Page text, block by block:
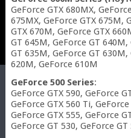
GeForce GTX 680MX,
675MX, GeForce GTX 675M,
GTX 670M, GeForce GTX
GT 645M, GeForce GT
GT 635M, GeForce GT
620M, GeForce 610M
GeForce 500 Series:
GeForce GTX 590, GeForce
GeForce GTX 560 Ti,
GeForce GTX 555, GeForce
GeForce GT 530, GeForce